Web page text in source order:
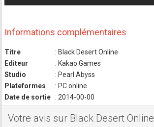
Informations complémentaires
Titre
: Black Desert Online
Editeur
: Kakao Games
Studio
: Pearl Abyss
Plateformes
: PC online
Date de sortie
: 2014-00-00
Votre avis sur Black Desert Online